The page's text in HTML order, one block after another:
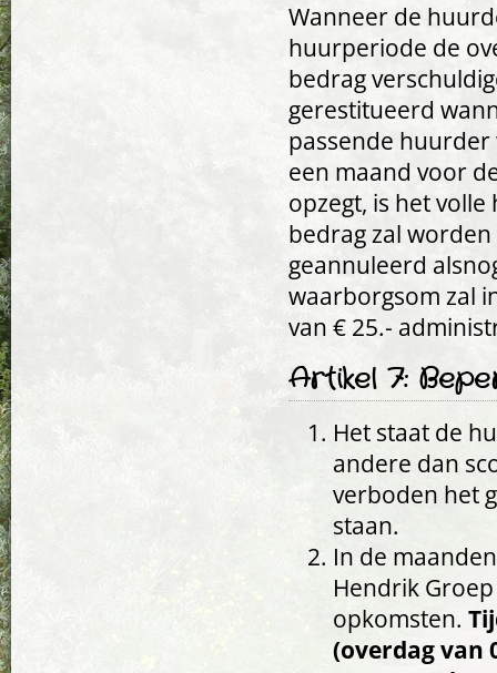
Wanneer de
huurperiode de
bedrag
gerestitueerd
passende
een maand voor
opzegt, is het
bedrag zal
geannuleerd
waarborgsom zal
van € 25.-
Artikel 7:
Het staat de
andere dan
verboden het
staan.
In de
Hendrik
opkomsten.
(overdag van